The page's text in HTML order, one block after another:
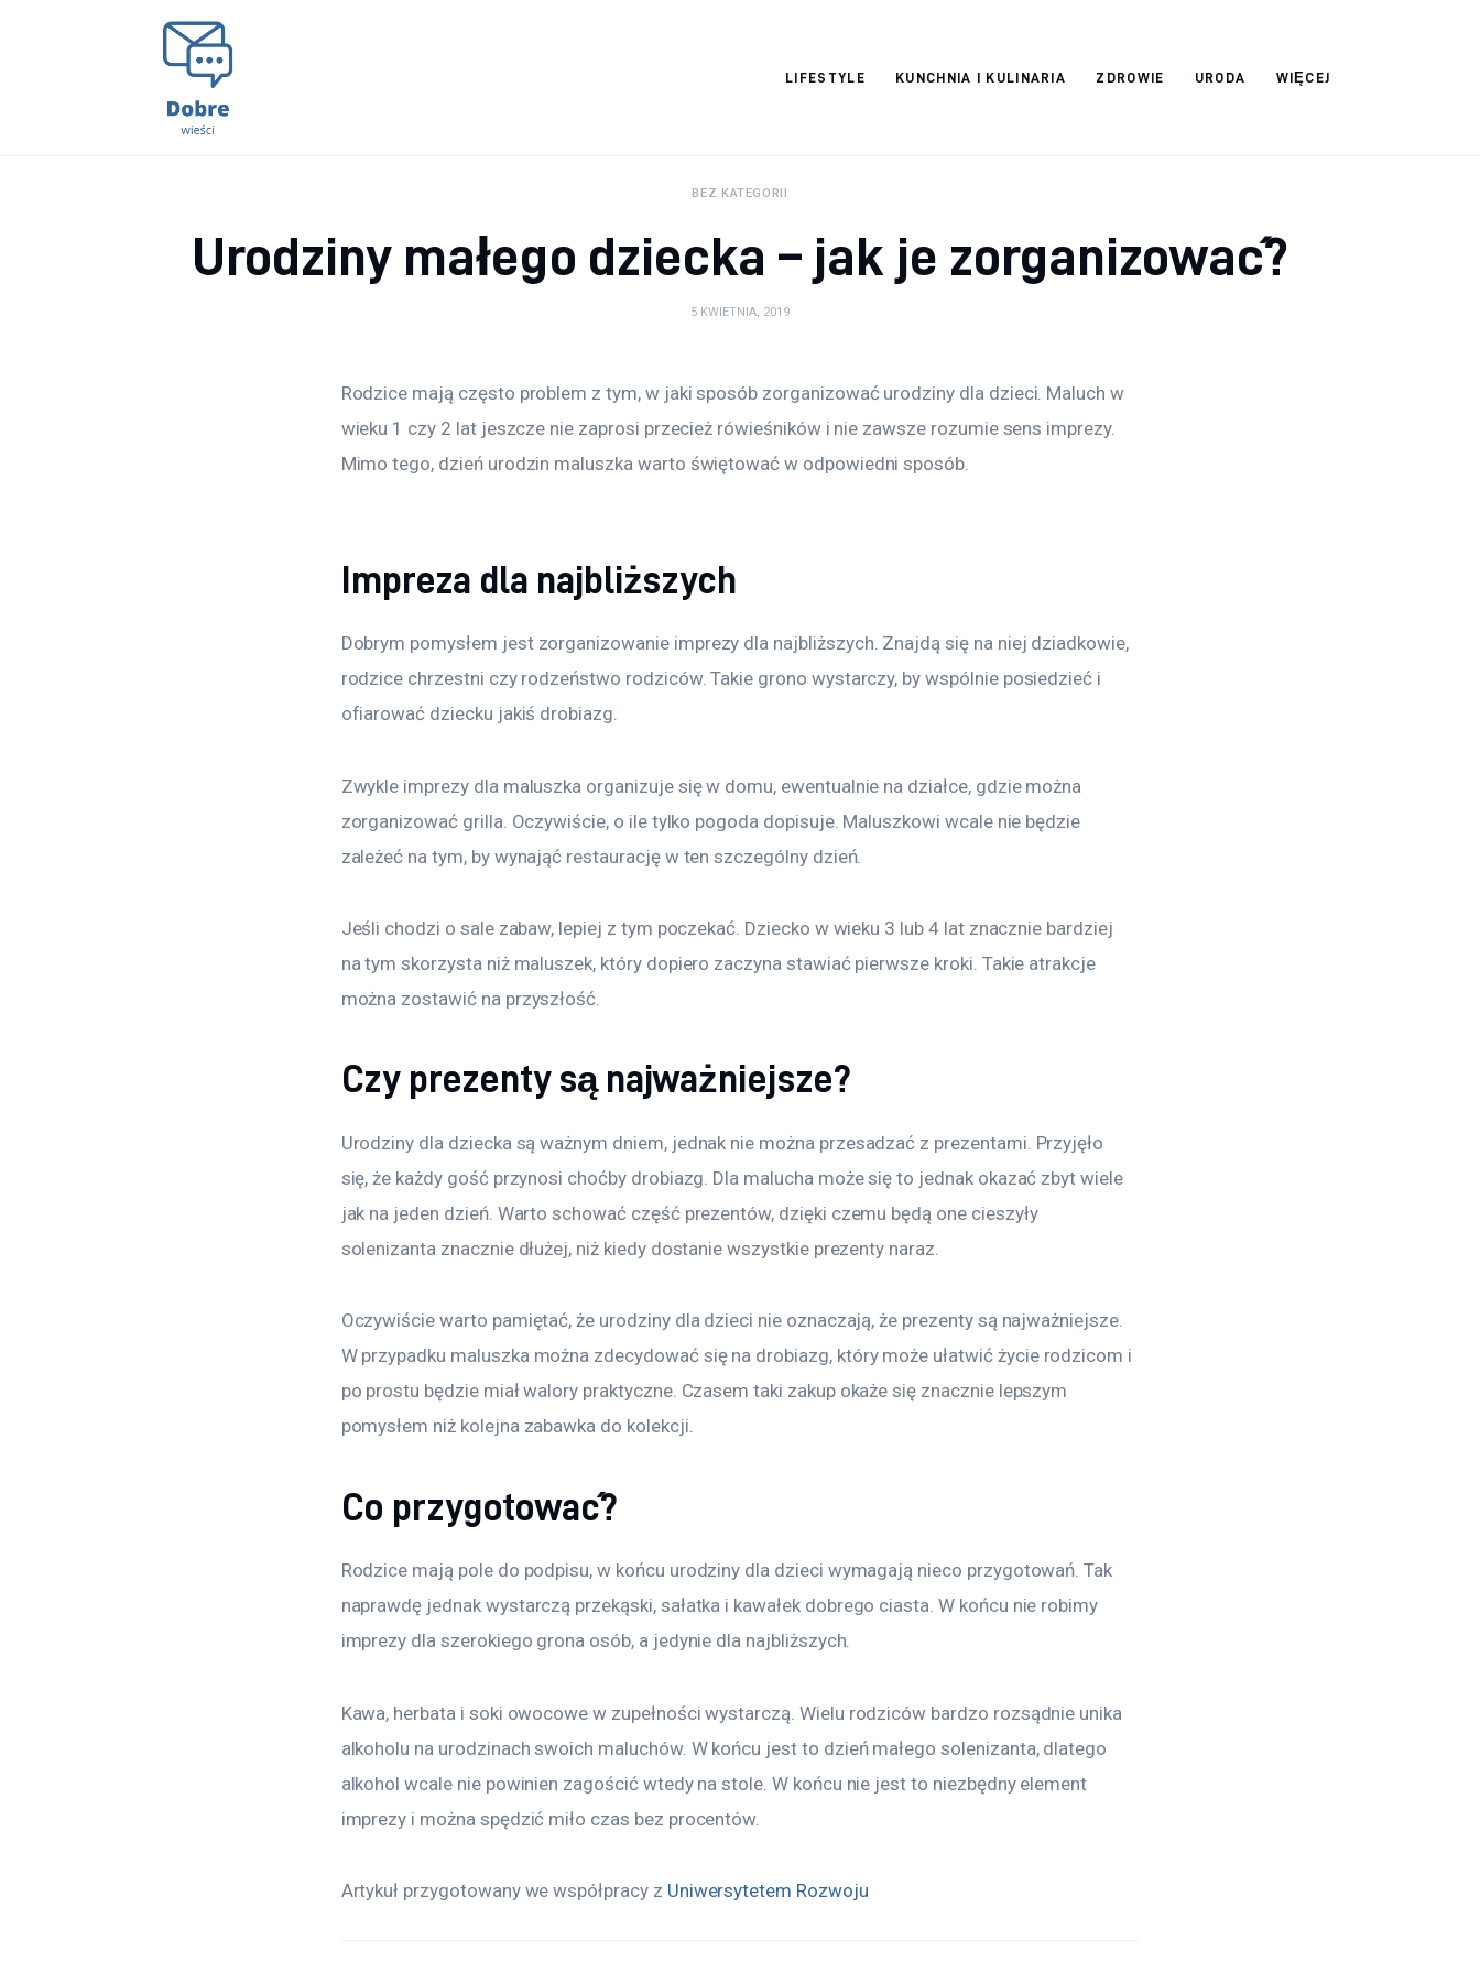
LIFESTYLE KUNCHNIA I KULINARIA ZDROWIE URODA WIĘCEJ
BEZ KATEGORII
Urodziny małego dziecka – jak je zorganizować?
5 KWIETNIA, 2019
Rodzice mają często problem z tym, w jaki sposób zorganizować urodziny dla dzieci. Maluch w
wieku 1 czy 2 lat jeszcze nie zaprosi przecież rówieśników i nie zawsze rozumie sens imprezy.
Mimo tego, dzień urodzin maluszka warto świętować w odpowiedni sposób.
Impreza dla najbliższych
Dobrym pomysłem jest zorganizowanie imprezy dla najbliższych. Znajdą się na niej dziadkowie,
rodzice chrzestni czy rodzeństwo rodziców. Takie grono wystarczy, by wspólnie posiedzieć i
ofiarować dziecku jakiś drobiazg.
Zwykle imprezy dla maluszka organizuje się w domu, ewentualnie na działce, gdzie można
zorganizować grilla. Oczywiście, o ile tylko pogoda dopisuje. Maluszkowi wcale nie będzie
zależeć na tym, by wynająć restaurację w ten szczególny dzień.
Jeśli chodzi o sale zabaw, lepiej z tym poczekać. Dziecko w wieku 3 lub 4 lat znacznie bardziej
na tym skorzysta niż maluszek, który dopiero zaczyna stawiać pierwsze kroki. Takie atrakcje
można zostawić na przyszłość.
Czy prezenty są najważniejsze?
Urodziny dla dziecka są ważnym dniem, jednak nie można przesadzać z prezentami. Przyjęło
się, że każdy gość przynosi choćby drobiazg. Dla malucha może się to jednak okazać zbyt wiele
jak na jeden dzień. Warto schować część prezentów, dzięki czemu będą one cieszyły
solenizanta znacznie dłużej, niż kiedy dostanie wszystkie prezenty naraz.
Oczywiście warto pamiętać, że urodziny dla dzieci nie oznaczają, że prezenty są najważniejsze.
W przypadku maluszka można zdecydować się na drobiazg, który może ułatwić życie rodzicom i
po prostu będzie miał walory praktyczne. Czasem taki zakup okaże się znacznie lepszym
pomysłem niż kolejna zabawka do kolekcji.
Co przygotować?
Rodzice mają pole do podpisu, w końcu urodziny dla dzieci wymagają nieco przygotowań. Tak
naprawdę jednak wystarczą przekąski, sałatka i kawałek dobrego ciasta. W końcu nie robimy
imprezy dla szerokiego grona osób, a jedynie dla najbliższych.
Kawa, herbata i soki owocowe w zupełności wystarczą. Wielu rodziców bardzo rozsądnie unika
alkoholu na urodzinach swoich maluchów. W końcu jest to dzień małego solenizanta, dlatego
alkohol wcale nie powinien zagościć wtedy na stole. W końcu nie jest to niezbędny element
imprezy i można spędzić miło czas bez procentów.
Artykuł przygotowany we współpracy z Uniwersytetem Rozwoju